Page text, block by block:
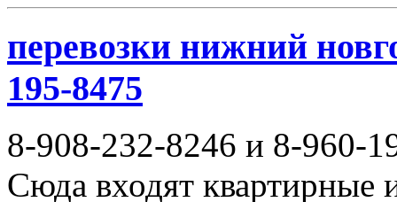
перевозки нижний
195-8475
8-908-232-8246 и 8-960-
Сюда входят квартирные